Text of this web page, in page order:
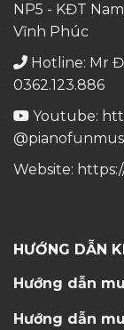
NP5 - KĐT
Vĩnh Phúc
Hotline: Mr
0362.123.886
Youtube:
Website:
HƯỚNG DẪN
Hướng dẫn
Hướng dẫn